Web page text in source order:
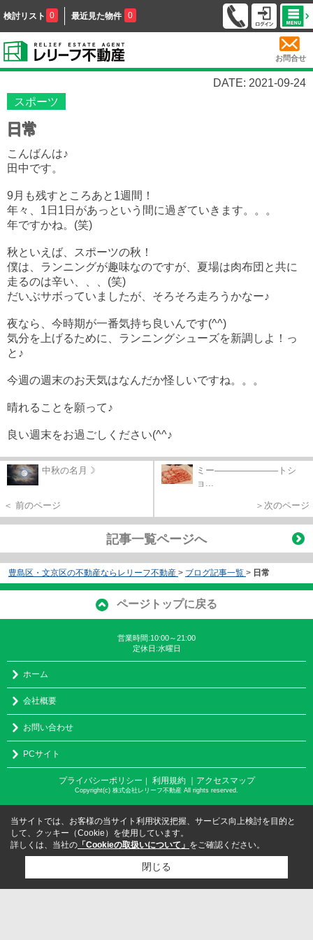
検討リスト 0 最近見た物件 0
お問合せ
DATE: 2021-09-24
スポーツ
日常
こんばんは♪
田中です。
9月も残すところあと1週間！
年々、1日1日があっという間に過ぎていきます。。。
年ですかね。(笑)
秋といえば、スポーツの秋！
僕は、ランニングが趣味なのですが、夏場は肉布団と共に
走るのは辛い、、、(笑)
だいぶサボっていましたが、そろそろ走ろうかなー♪
夜なら、今時期が一番気持ち良いんです(^^)
気分を上げるために、ランニングシューズを新調しよ！っ
と♪
今週の週末のお天気はなんだか怪しいですね。。。
晴れることを願って♪
良い週末をお過ごしください(^^♪
中秋の名月☽
＜ 前のページ
ミー―――――――トシ
ョ...
＞次のページ
記事一覧ページへ
豊島区・文京区の不動産ならレリーフ不動産 > ブログ記事一覧 > 日常
ページトップに戻る
営業時間:10:00～21:00
定休日:水曜日
ホーム
会社概要
お問い合わせ
PCサイト
プライバシーポリシー ｜ 利用規約 ｜アクセスマップ
Copyright(c) 株式会社レリーフ不動産 All rights reserved.
当サイトでは、お客様の当サイト利用状況把握、サービス向上検討を目的と
して、クッキー（Cookie）を使用しています。
詳しくは、当社の 「Cookieの取扱いについて」 をご確認ください。
閉じる